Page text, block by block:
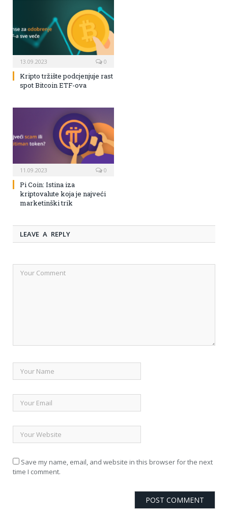
13.09.2023 0
Kripto tržište podcjenjuje rast
spot Bitcoin ETF-ova
11.09.2023 0
Pi Coin: Istina iza
kriptovalute koja je najveći
marketinški trik
LEAVE A REPLY
Save my name, email, and website in this browser for the next
time I comment.